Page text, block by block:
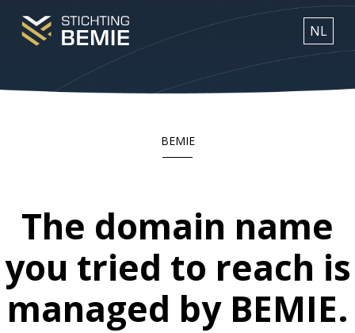
NL
BEMIE
The domain name
you tried to reach is
managed by BEMIE.